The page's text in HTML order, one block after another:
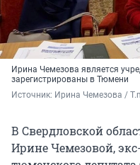
Ирина Чемезова является
зарегистрированы в Тюмени
Источник: Ирина Чемезова /
В Свердловской
Ирине Чемезовой,